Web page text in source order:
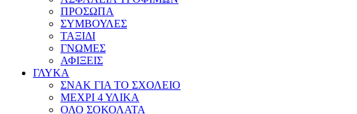
ΠΡΟΣΩΠΑ
ΣΥΜΒΟΥΛΕΣ
ΤΑΞΙΔΙ
ΓΝΩΜΕΣ
ΑΦΙΞΕΙΣ
ΓΛΥΚΑ
ΣΝΑΚ ΓΙΑ ΤΟ ΣΧΟΛΕΙΟ
ΜΕΧΡΙ 4 ΥΛΙΚΑ
ΟΛΟ ΣΟΚΟΛΑΤΑ